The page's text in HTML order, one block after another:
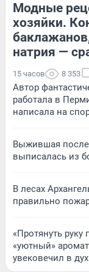
Модные
хозяйки.
натрия —
15 часов 8 353
Автор
работала в
написала на
Выжившая после
выписалась из
В лесах
правильно
«Протянуть
«уютный»
увековечил в